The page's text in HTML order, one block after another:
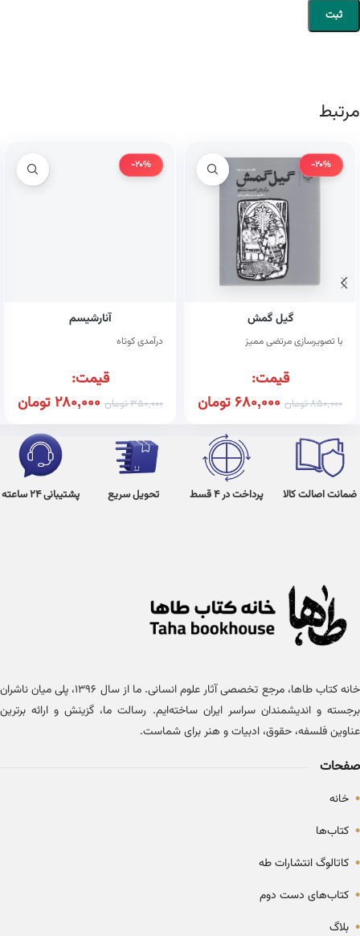
مرتبط
-20%
گیل گمش
با تصویرسازی مرتضی ممیز
قیمت:
850,000تومان 680,000 تومان
-20%
آنارشیسم
درآمدی کوتاه
قیمت:
350,000تومان 280,000تومان
ضمانت اصالت کالا پرداخت در 4 قسط تحویل سریع پشتیبانی 24 ساعته
خانه کتاب طاها، مرجع تخصصی آثار علوم انسانی. ما از سال ۱۳۹۶، پلی میان ناشران
برجسته و اندیشمندان سراسر ایران ساخته‌ایم. رسالت ما، گزینش و ارائه برترین
عناوین فلسفه، حقوق، ادبیات و هنر برای شماست.
صفحات
• خانه
• کتاب‌ها
• کاتالوگ انتشارات طه
• کتاب‌های دست دوم
• بلاگ